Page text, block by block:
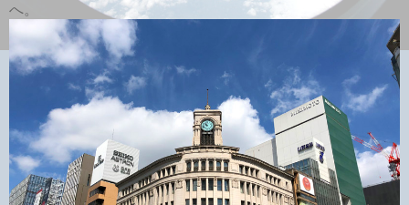
へ。